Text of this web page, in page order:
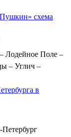
схема
Лодейное Поле –
– Углич –
в